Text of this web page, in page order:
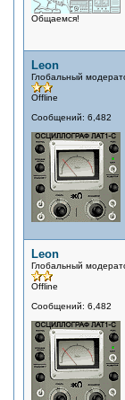
Общаемся!
Leon
Глобальный
Offline
Сообщений: 6,482
Leon
Глобальный
Offline
Сообщений: 6,482